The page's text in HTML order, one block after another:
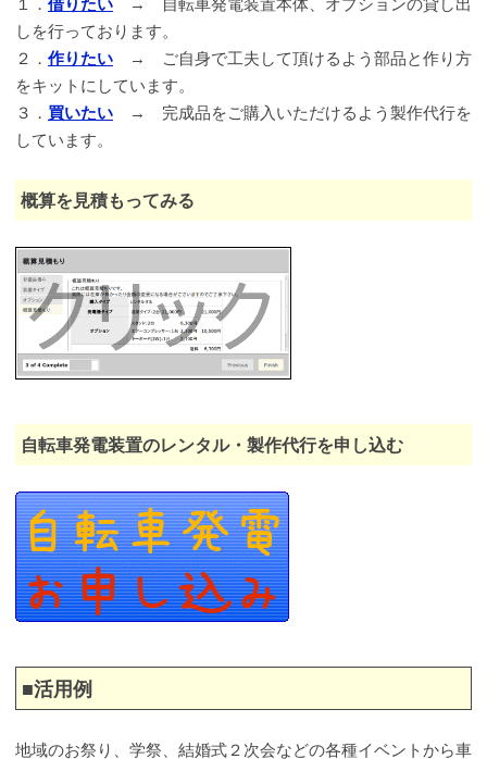
１． 借りたい → 自転車発電装置本体、オプションの貸し出
しを行っております。
２． 作りたい → ご自身で工夫して頂けるよう部品と作り方
をキットにしています。
３． 買いたい → 完成品をご購入いただけるよう製作代行を
しています。
概算を見積もってみる
自転車発電装置のレンタル・製作代行を申し込む
■活用例
地域のお祭り、学祭、結婚式２次会などの各種イベントから車